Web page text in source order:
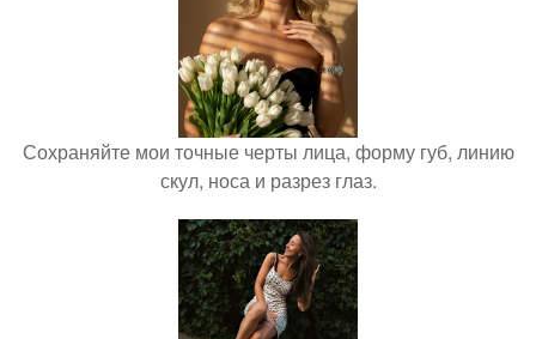
Сохраняйте мои точные черты лица, форму губ, линию
скул, носа и разрез глаз.